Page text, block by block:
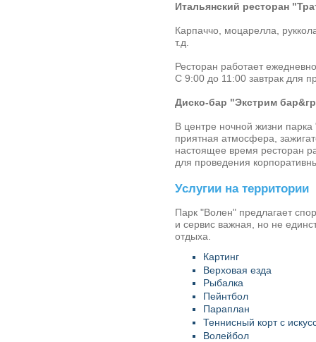
Итальянский ресторан
Карпаччо, моцарелла,
т.д.
Ресторан работает
С 9:00 до 11:00 завтрак для
Диско-бар "Экстрим
В центре ночной жизни парка
приятная атмосфера,
настоящее время ресторан
для проведения
Услугии на территории
Парк "Волен" предлагает
и сервис важная, но не
отдыха.
Картинг
Верховая езда
Рыбалка
Пейнтбол
Параплан
Теннисный корт с
Волейбол